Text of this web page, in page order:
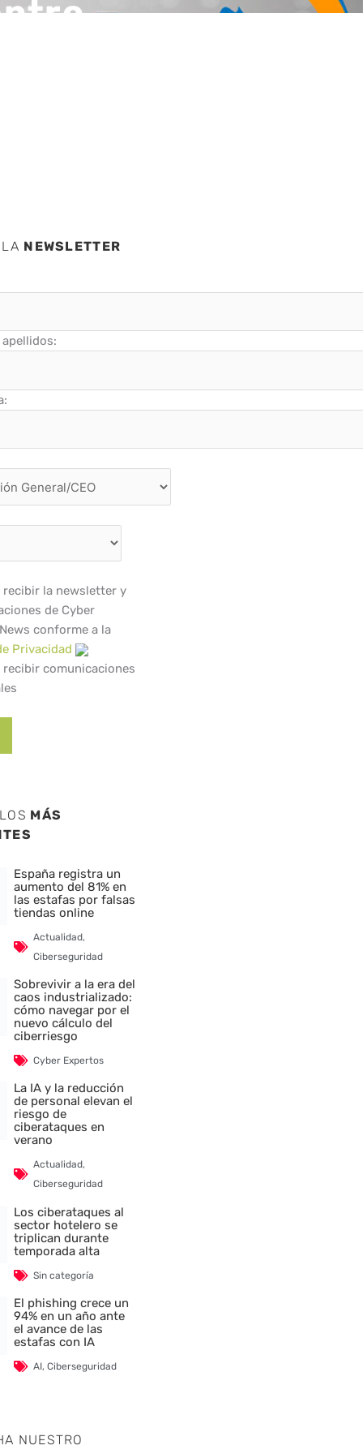
NEWSLETTER
recibir la newsletter y
de Cyber
conforme a la
Privacidad
recibir comunicaciones
MÁS
España registra un
aumento del 81% en
las estafas por falsas
tiendas online
Actualidad,
Ciberseguridad
Sobrevivir a la era del
caos industrializado:
cómo navegar por el
nuevo cálculo del
ciberriesgo
Cyber Expertos
La IA y la reducción
de personal elevan el
riesgo de
ciberataques en
verano
Actualidad,
Ciberseguridad
Los ciberataques al
sector hotelero se
triplican durante
temporada alta
Sin categoría
El phishing crece un
94% en un año ante
el avance de las
estafas con IA
AI,Ciberseguridad
NUESTRO